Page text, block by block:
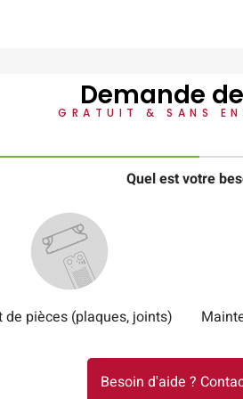
Demande
GRATUIT & SANS
Quel est votre
de pièces (plaques, joints)
Besoin d'aide ?